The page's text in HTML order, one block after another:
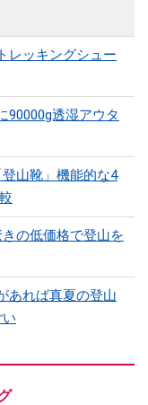
レッキングシュー
90000g透湿アウタ
登山靴」機能的な4
の低価格で登山を
あれば真夏の登山